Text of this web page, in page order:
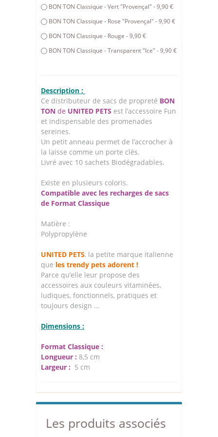
BON TON Classique - Vert "Provençal" - 9,90 €
BON TON Classique - Rose "Provençal" - 9,90 €
BON TON Classique - Rouge - 9,90 €
BON TON Classique - Transparent "Ice" - 9,90 €
Description :
Ce distributeur de sacs de propreté BON
TON de UNITED PETS est l’accessoire Fun
et indispensable des promenades
sereines.
Un petit anneau permet de l’accrocher à
la laisse comme un porte clés.
Livré avec 10 sachets Biodégradables.
Existe en plusieurs coloris.
Compatible avec les recharges de sacs
de Format Classique
Matière :
Polypropylène
UNITED PETS, la petite marque italienne
que les trendy pets adorent !
Parce qu’elle leur propose des
accessoires aux couleurs vitaminées,
ludiques, fonctionnels, pratiques et
toujours design …
Dimensions :
Format Classique :
Longueur : 8,5 cm
Largeur : 5 cm
Les produits associés